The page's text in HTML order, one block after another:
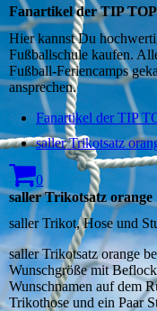
Fanartikel der TIP
Hier kannst Du
Fußballschule kaufen.
Fußball-Feriencamps
ansprechen.
Fanartikel der TIP
saller Trikotsatz
0
saller Trikotsatz orange
saller Trikot, Hose und
saller Trikotsatz orange
Wunschgröße mit
Wunschnamen auf dem
Trikothose und ein Paar